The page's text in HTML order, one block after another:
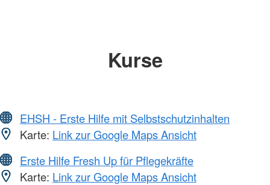
Kurse
EHSH - Erste Hilfe mit Selbstschutzinhalten
Karte: Link zur Google Maps Ansicht
Erste Hilfe Fresh Up für Pflegekräfte
Karte: Link zur Google Maps Ansicht